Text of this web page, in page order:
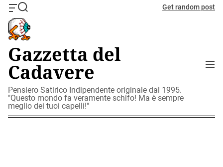
O
f
f
c
a
n
v
a
s
W
i
d
S
e
a
r
c
h
Get random post
Gazzetta del
Cadavere
Pensiero Satirico Indipendente originale dal 1995.
"Questo mondo fa veramente schifo! Ma è sempre
meglio dei tuoi capelli!"
M